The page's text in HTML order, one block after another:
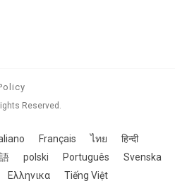
Reserved.
Français ไทย
हिन्दी
polski Português
Svenska
Ελληνικα Tiếng Việt